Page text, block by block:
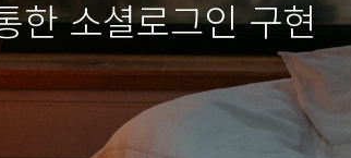
소셜로그인 구현